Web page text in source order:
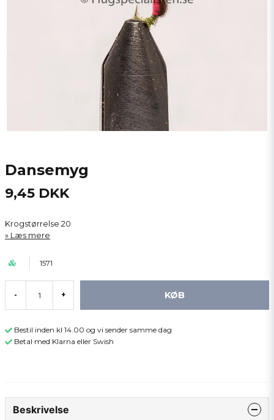
Dansemyg
9,45 DKK
Krogstørrelse 20
Læs mere
1571
- + KØB
Bestil inden kl 14.00 og vi sender samme dag
Betal med Klarna eller Swish
Beskrivelse